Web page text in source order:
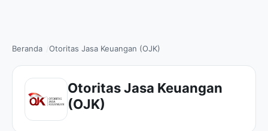
Beranda Otoritas Jasa Keuangan (OJK)
Otoritas Jasa Keuangan
(OJK)